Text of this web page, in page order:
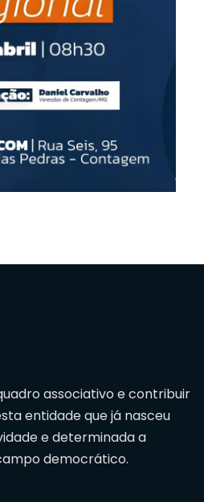
associativo e contribuir
entidade que já nasceu
e determinada a
democrático.